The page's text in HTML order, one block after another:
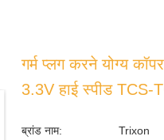
गर्म प्लग करने योग्य
3.3V हाई स्पीड TCS-
ब्रांड नाम: Trixon